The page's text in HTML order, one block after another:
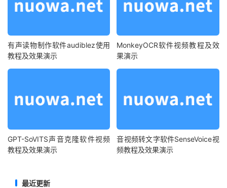
有声读物制作软件audiblez使用
教程及效果演示
MonkeyOCR软件视频教程及效
果演示
GPT-SoVITS声音克隆软件视频
教程及效果演示
音视频转文字软件SenseVoice视
频教程及效果演示
最近更新